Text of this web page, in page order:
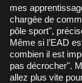
mes
chargée de
pôle sport",
Même si l’EAD
combien il est
pas décrocher".
allez plus vite